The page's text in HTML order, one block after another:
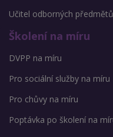
Učitel odborných
Školení na míru
DVPP na míru
Pro sociální služby na míru
Pro chůvy na míru
Poptávka po školení na